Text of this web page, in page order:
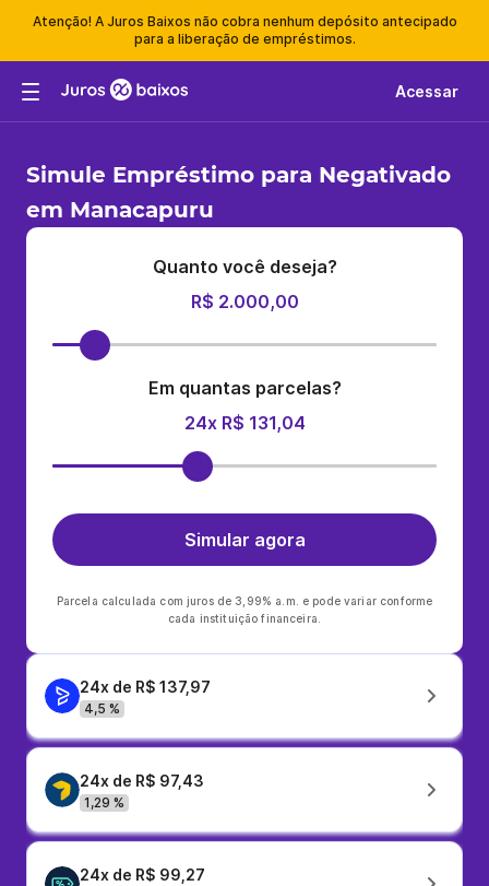
Atenção! A Juros Baixos não cobra nenhum depósito antecipado
para a liberação de empréstimos.
Acessar
Simule Empréstimo para Negativado
em Manacapuru
Quanto você deseja?
R$ 2.000,00
Em quantas parcelas?
24x R$ 131,04
Simular agora
Parcela calculada com juros de 3,99% a.m. e pode variar conforme
cada instituição financeira.
24x de R$ 137,97
4,5 %
24x de R$ 97,43
1,29 %
24x de R$ 99,27